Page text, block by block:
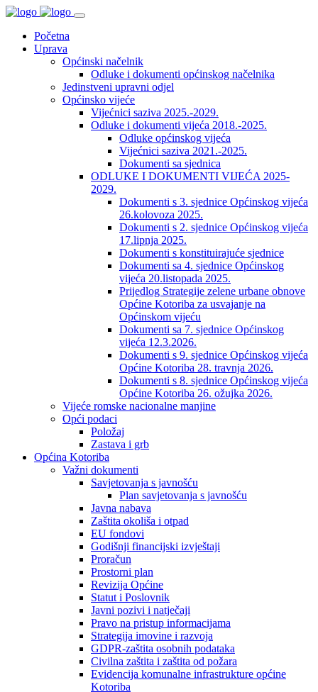
Početna
Uprava
Općinski načelnik
Odluke i dokumenti općinskog načelnika
Jedinstveni upravni odjel
Općinsko vijeće
Vijećnici saziva 2025.-2029.
Odluke i dokumenti vijeća 2018.-2025.
Odluke općinskog vijeća
Vijećnici saziva 2021.-2025.
Dokumenti sa sjednica
ODLUKE I DOKUMENTI VIJEĆA 2025-
2029.
Dokumenti s 3. sjednice Općinskog vijeća
26.kolovoza 2025.
Dokumenti s 2. sjednice Općinskog vijeća
17.lipnja 2025.
Dokumenti s konstituirajuće sjednice
Dokumenti sa 4. sjednice Općinskog
vijeća 20.listopada 2025.
Prijedlog Strategije zelene urbane obnove
Općine Kotoriba za usvajanje na
Općinskom vijeću
Dokumenti sa 7. sjednice Općinskog
vijeća 12.3.2026.
Dokumenti s 9. sjednice Općinskog vijeća
Općine Kotoriba 28. travnja 2026.
Dokumenti s 8. sjednice Općinskog vijeća
Općine Kotoriba 26. ožujka 2026.
Vijeće romske nacionalne manjine
Opći podaci
Položaj
Zastava i grb
Općina Kotoriba
Važni dokumenti
Savjetovanja s javnošću
Plan savjetovanja s javnošću
Javna nabava
Zaštita okoliša i otpad
EU fondovi
Godišnji financijski izvještaji
Proračun
Prostorni plan
Revizija Općine
Statut i Poslovnik
Javni pozivi i natječaji
Pravo na pristup informacijama
Strategija imovine i razvoja
GDPR-zaštita osobnih podataka
Civilna zaštita i zaštita od požara
Evidencija komunalne infrastrukture općine
Kotoriba